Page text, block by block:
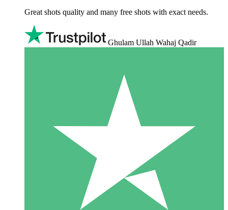
Great shots quality and many free shots with exact needs.
Ghulam Ullah Wahaj Qadir